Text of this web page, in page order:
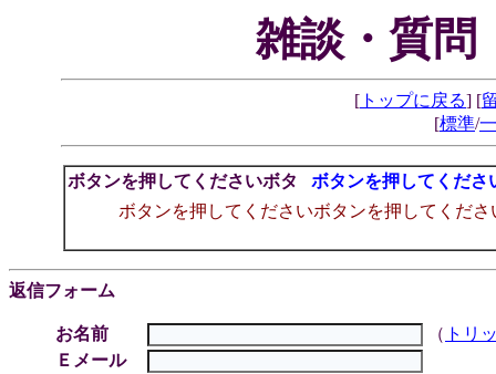
雑談・質問
[ トップに戻る] [
[標準/
ボタンを押してくださいボタ
ボタンを押してくださ
ボタンを押してくださいボタンを押してくださ
返信フォーム
お名前 （ トリ
Ｅメール